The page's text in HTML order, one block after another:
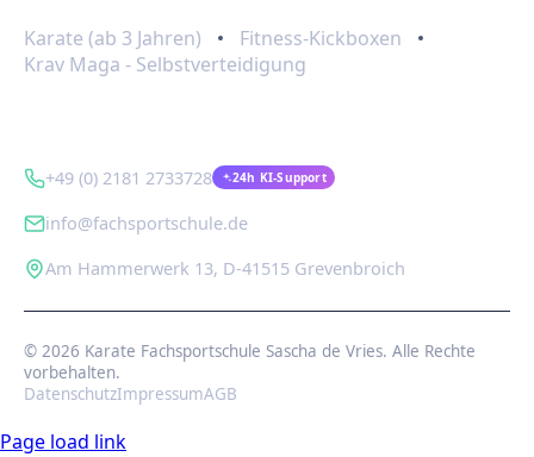
Karate (ab 3 Jahren)
Fitness-Kickboxen
Krav Maga - Selbstverteidigung
+49 (0) 2181 2733728 24h KI-Support
info@fachsportschule.de
Am Hammerwerk 13, D-41515 Grevenbroich
© 2026 Karate Fachsportschule Sascha de Vries. Alle Rechte
vorbehalten.
DatenschutzImpressumAGB
Page load link